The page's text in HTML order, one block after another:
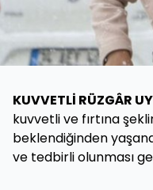
KUVVETLİ RÜZGÂR
kuvvetli ve fırtına
beklendiğinden
ve tedbirli olunması